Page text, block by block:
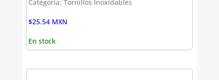
Categoría: Tornillos Inoxidables
$25.54 MXN
En stock